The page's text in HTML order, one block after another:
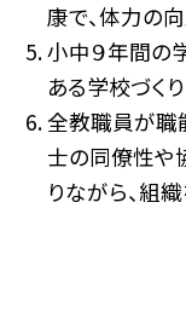
康で、体力の
小中９年間の
ある学校づく
全教職員が職
士の同僚性や
りながら、組